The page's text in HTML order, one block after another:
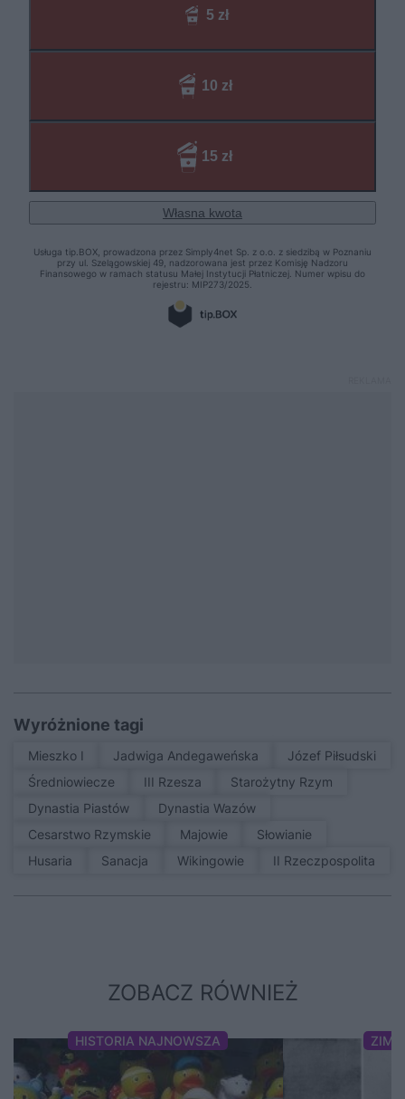
Wyróżnione tagi
Mieszko I Jadwiga Andegaweńska
Józef Piłsudski
średniowiecze
III Rzesza
Starożytny Rzym
Dynastia Piastów
Dynastia Wazów
Cesarstwo Rzymskie
Majowie
Słowianie
Husaria
sanacja Wikingowie II Rzeczpospolita
ZOBACZ RÓWNIEŻ
HISTORIA NAJNOWSZA